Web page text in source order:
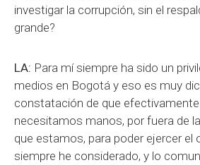
investigar la corrupción, sin el
grande?
LA: Para mí siempre ha sido un
medios en Bogotá y eso es muy
constatación de que
necesitamos manos, por fuera de
que estamos, para poder ejercer el
siempre he considerado, y lo